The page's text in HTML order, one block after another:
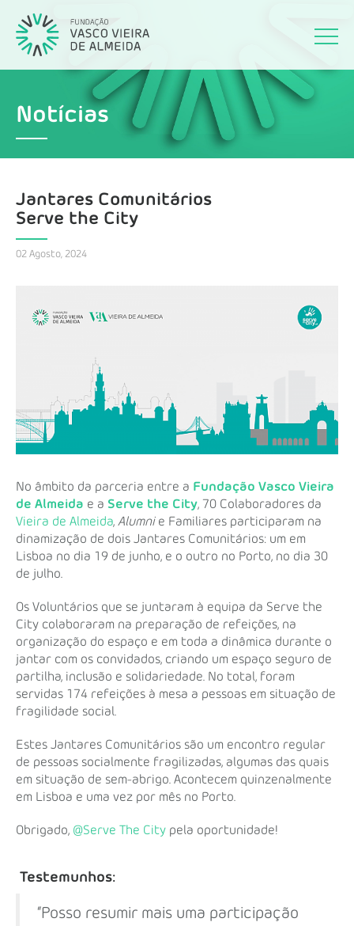
Notícias
Jantares Comunitários
Serve the City
02 Agosto, 2024
No âmbito da parceria entre a Fundação Vasco Vieira
de Almeida e a Serve the City, 70 Colaboradores da
Vieira de Almeida, Alumnie Familiares participaram na
dinamização de dois Jantares Comunitários: um em
Lisboa no dia 19 de junho, e o outro no Porto, no dia 30
de julho.
Os Voluntários que se juntaram à equipa da Serve the
City colaboraram na preparação de refeições, na
organização do espaço e em toda a dinâmica durante o
jantar com os convidados, criando um espaço seguro de
partilha, inclusão e solidariedade. No total, foram
servidas 174 refeições à mesa a pessoas em situação de
fragilidade social.
Estes Jantares Comunitários são um encontro regular
de pessoas socialmente fragilizadas, algumas das quais
em situação de sem-abrigo. Acontecem quinzenalmente
em Lisboa e uma vez por mês no Porto.
Obrigado, @Serve The City pela oportunidade!
Testemunhos:
“Posso resumir mais uma participação